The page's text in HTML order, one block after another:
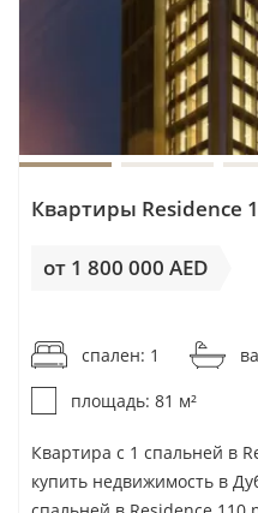
Swiss Property
Symbolic Real Estate
Takmeel Real Estate
Taraf Group
Tarrad Development
TBC
The Condor Group
Tiger Group
Time Properties
Квартиры Residence
от 1 800 000 AED
спален: 1
площадь: 81 м²
Квартира с 1 спальней в
купить недвижимость в